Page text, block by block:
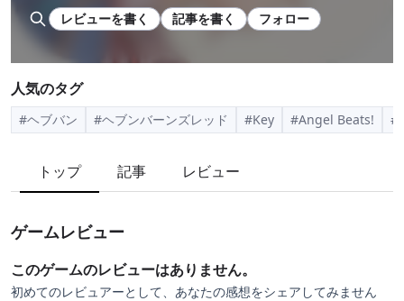
レビューを書く
記事を書く フォロー
人気のタグ
#ヘブバン #ヘブンバーンズレッド #Key #Angel Beats! #
トップ 記事 レビュー
ゲームレビュー
このゲームのレビューはありません。
初めてのレビュアーとして、あなたの感想をシェアしてみません